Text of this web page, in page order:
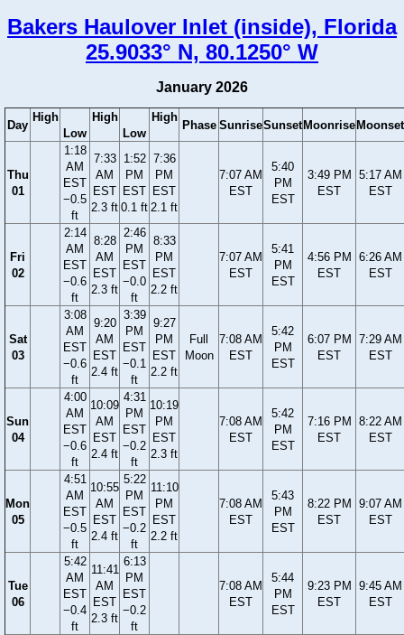
Bakers Haulover Inlet (inside), Florida
25.9033° N, 80.1250° W
January 2026
Day
High
Low
High
Low
High
Phase SunriseSunset Moonrise Moonset
Thu
01
1:18
AM
EST
−0.5
ft
7:33
AM
EST
2.3 ft
1:52
PM
EST
0.1 ft
7:36
PM
EST
2.1 ft
7:07 AM
EST
5:40
PM
EST
3:49 PM
EST
5:17 AM
EST
Fri
02
2:14
AM
EST
−0.6
ft
8:28
AM
EST
2.3 ft
2:46
PM
EST
−0.0
ft
8:33
PM
EST
2.2 ft
7:07 AM
EST
5:41
PM
EST
4:56 PM
EST
6:26 AM
EST
Sat
03
3:08
AM
EST
−0.6
ft
9:20
AM
EST
2.4 ft
3:39
PM
EST
−0.1
ft
9:27
PM
EST
2.2 ft
Full
Moon
7:08 AM
EST
5:42
PM
EST
6:07 PM
EST
7:29 AM
EST
Sun
04
4:00
AM
EST
−0.6
ft
10:09
AM
EST
2.4 ft
4:31
PM
EST
−0.2
ft
10:19
PM
EST
2.3 ft
7:08 AM
EST
5:42
PM
EST
7:16 PM
EST
8:22 AM
EST
Mon
05
4:51
AM
EST
−0.5
ft
10:55
AM
EST
2.4 ft
5:22
PM
EST
−0.2
ft
11:10
PM
EST
2.2 ft
7:08 AM
EST
5:43
PM
EST
8:22 PM
EST
9:07 AM
EST
Tue
06
5:42
AM
EST
−0.4
ft
11:41
AM
EST
2.3 ft
6:13
PM
EST
−0.2
ft
7:08 AM
EST
5:44
PM
EST
9:23 PM
EST
9:45 AM
EST